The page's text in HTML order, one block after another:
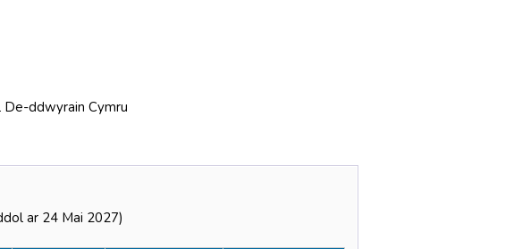
ddwyrain Cymru
ar 24 Mai 2027)